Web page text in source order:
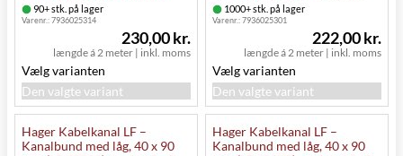
90+ stk. på lager
Varenr.:7936025314
længde á 2 meter | inkl. moms
230,00 kr.
Vælg varianten
Den valgte variant
1000+ stk. på lager
Varenr.:7936025301
længde á 2 meter | inkl. moms
222,00 kr.
Vælg varianten
Den valgte variant
Hager Kabelkanal LF –
Kanalbund med låg, 40 x 90
Hager Kabelkanal LF –
Kanalbund med låg, 40 x 90